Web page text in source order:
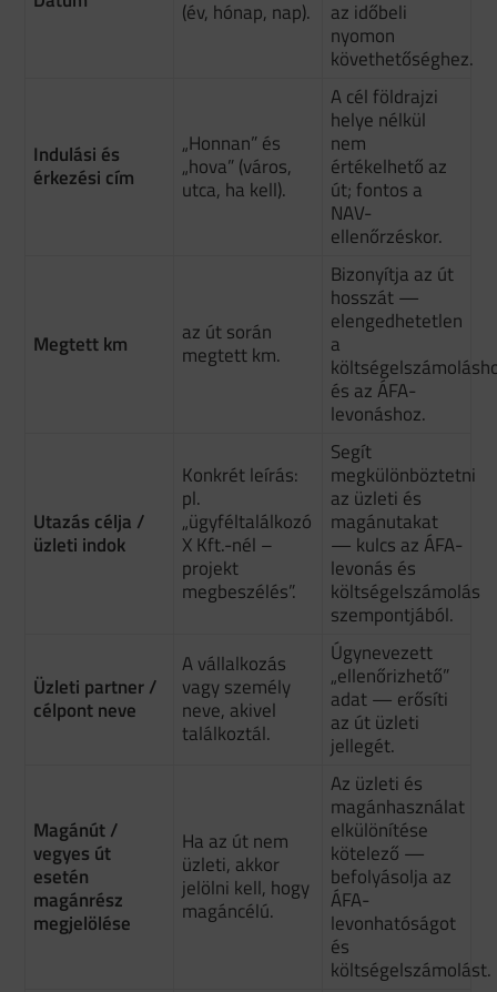
(év, hónap, nap).
az időbeli
nyomon
követhetőséghez.
Indulási és
érkezési cím
„Honnan” és
„hova” (város,
utca, ha kell).
A cél földrajzi
helye nélkül
nem
értékelhető az
út; fontos a
NAV-
ellenőrzéskor.
Megtett km
az út során
megtett km.
Bizonyítja az út
hosszát —
elengedhetetlen
a
és az ÁFA-
levonáshoz.
Utazás célja /
üzleti indok
Konkrét leírás:
pl.
„ügyféltalálkozó
X Kft.-nél –
projekt
megbeszélés”.
Segít
megkülönböztetni
az üzleti és
magánutakat
— kulcs az ÁFA-
levonás és
költségelszámolás
szempontjából.
Üzleti partner /
célpont neve
A vállalkozás
vagy személy
neve, akivel
találkoztál.
Úgynevezett
„ellenőrizhető”
adat — erősíti
az út üzleti
jellegét.
Magánút /
vegyes út
esetén
magánrész
megjelölése
Ha az út nem
üzleti, akkor
jelölni kell, hogy
magáncélú.
Az üzleti és
magánhasználat
elkülönítése
kötelező —
befolyásolja az
ÁFA-
levonhatóságot
és
költségelszámolást.